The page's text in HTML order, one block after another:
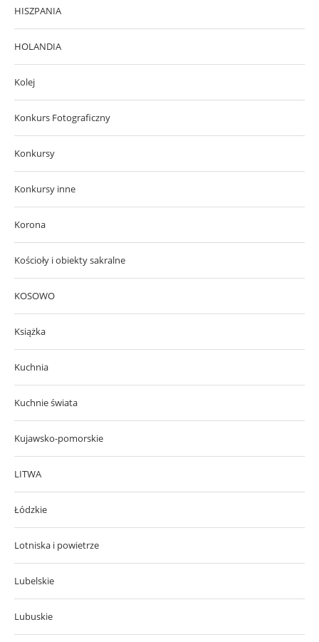
HISZPANIA
HOLANDIA
Kolej
Konkurs Fotograficzny
Konkursy
Konkursy inne
Korona
Kościoły i obiekty sakralne
KOSOWO
Książka
Kuchnia
Kuchnie świata
Kujawsko-pomorskie
LITWA
Łódzkie
Lotniska i powietrze
Lubelskie
Lubuskie